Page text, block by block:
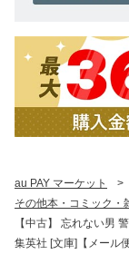
au PAY マーケット >
その他本・コミック・
【中古】 忘れない男
集英社 [文庫]【メール